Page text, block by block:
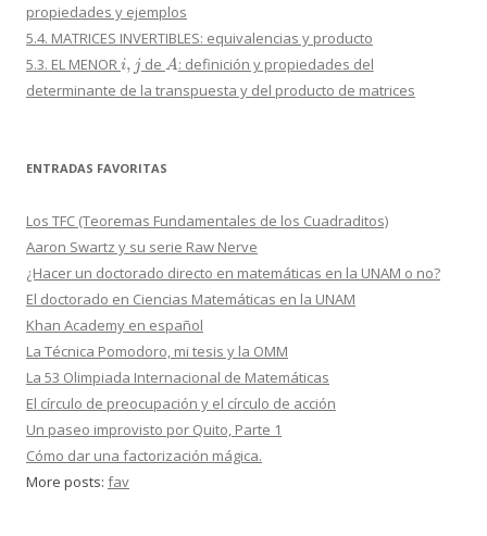
propiedades y ejemplos
5.4. MATRICES INVERTIBLES: equivalencias y producto
5.3. EL MENORi,j de A: definición y propiedades del
determinante de la transpuesta y del producto de matrices
ENTRADAS FAVORITAS
Los TFC (Teoremas Fundamentales de los Cuadraditos)
Aaron Swartz y su serie Raw Nerve
¿Hacer un doctorado directo en matemáticas en la UNAM o no?
El doctorado en Ciencias Matemáticas en la UNAM
Khan Academy en español
La Técnica Pomodoro, mi tesis y la OMM
La 53 Olimpiada Internacional de Matemáticas
El círculo de preocupación y el círculo de acción
Un paseo improvisto por Quito, Parte 1
Cómo dar una factorización mágica.
More posts: fav